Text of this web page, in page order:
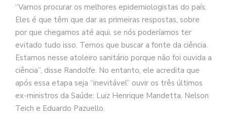
“Vamos procurar os melhores epidemiologistas do país.
Eles é que têm que dar as primeiras respostas, sobre
por que chegamos até aqui, se nós poderíamos ter
evitado tudo isso. Temos que buscar a fonte da ciência.
Estamos nesse atoleiro sanitário porque não foi ouvida a
ciência”, disse Randolfe. No entanto, ele acredita que
após essa etapa seja “inevitável” ouvir os três últimos
ex-ministros da Saúde: Luiz Henrique Mandetta, Nelson
Teich e Eduardo Pazuello.